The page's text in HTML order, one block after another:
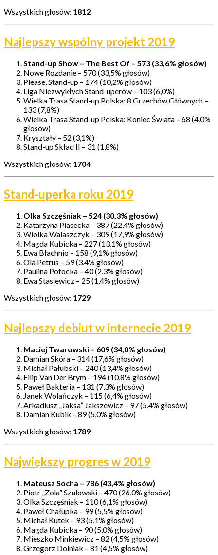
Wszystkich głosów: 1812
Najlepszy wspólny projekt 2019
Stand-up Show – The Best Of – 573 (33,6% głosów)
Nowe Rozdanie – 570 (33,5% głosów)
Please, Stand-up – 174 (10,2% głosów)
Liga Niezwykłych Stand-uperów – 103 (6,0%)
Wielka Trasa Stand-up Polska: 8 Grzechów Głównych –
133 (7,8%)
Wielka Trasa Stand-up Polska: Koniec Świata – 68 (4,0%
głosów)
Kryształy – 52 (3,1%)
Stand-up Skład II – 31 (1,8%)
Wszystkich głosów: 1704
Stand-uperka roku 2019
Olka Szczęśniak – 524 (30,3% głosów)
Katarzyna Piasecka – 387 (22,4% głosów)
Wiolka Walaszczyk – 309 (17,9% głosów)
Magda Kubicka – 227 (13,1% głosów)
Ewa Błachnio – 158 (9,1% głosów)
Ola Petrus – 59 (3,4% głosów)
Paulina Potocka – 40 (2,3% głosów)
Ewa Stasiewicz – 25 (1,4% głosów)
Wszystkich głosów: 1729
Najlepszy debiut w internecie 2019
Maciej Twarowski – 609 (34,0% głosów)
Damian Skóra – 314 (17,6% głosów)
Michał Pałubski – 240 (13,4% głosów)
Filip Van Der Brym – 194 (10,8% głosów)
Paweł Bakteria – 131 (7,3% głosów)
Janek Wolańczyk – 115 (6,4% głosów)
Arkadiusz „Jaksa” Jakszewicz – 97 (5,4% głosów)
Damian Kubik – 89 (5,0% głosów)
Wszystkich głosów: 1789
Największy progres w 2019
Mateusz Socha – 786 (43,4% głosów)
Piotr „Zola” Szulowski – 470 (26,0% głosów)
Olka Szczęśniak – 110 (6,1% głosów)
Paweł Chałupka – 99 (5,5% głosów)
Michał Kutek – 93 (5,1% głosów)
Magda Kubicka – 90 (5,0% głosów)
Mieszko Minkiewicz – 82 (4,5% głosów)
Grzegorz Dolniak – 81 (4,5% głosów)